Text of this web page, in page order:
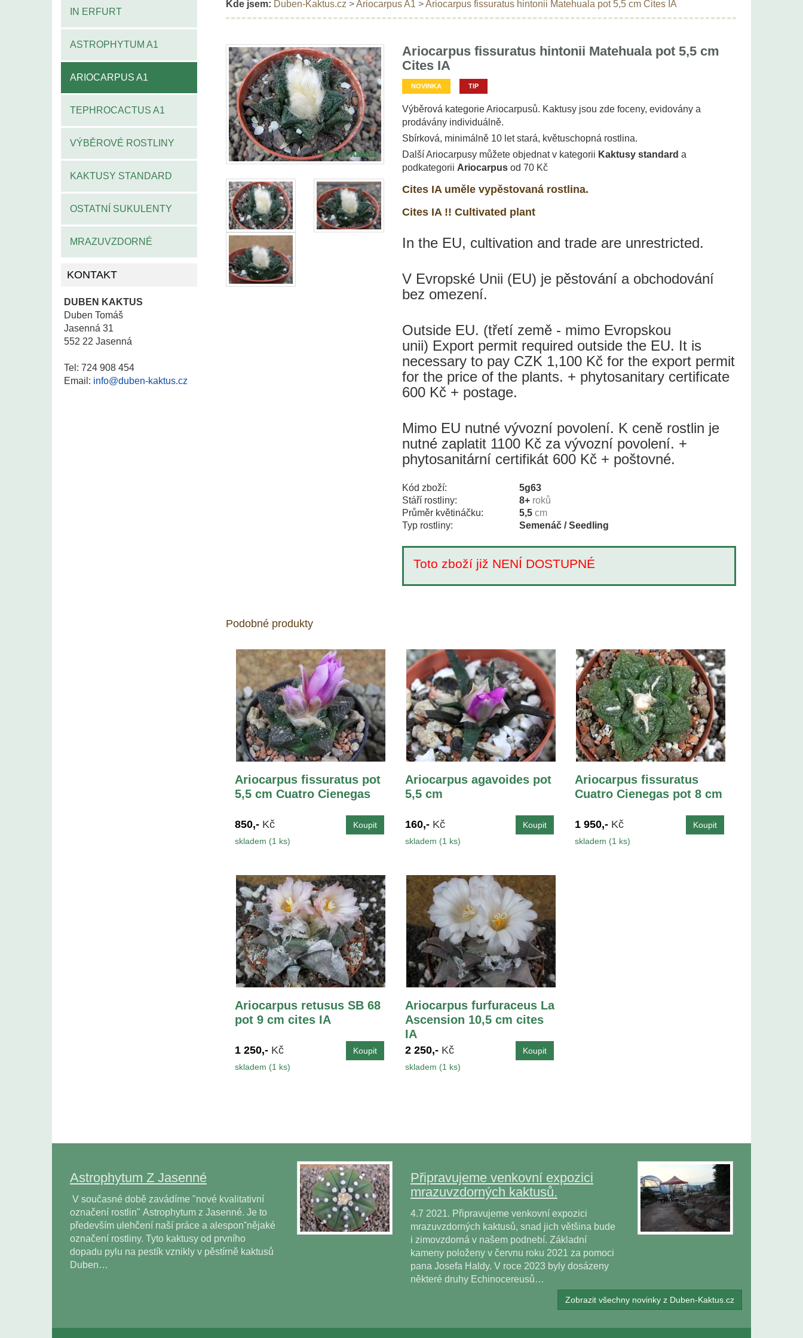
IN ERFURT
ASTROPHYTUM A1
ARIOCARPUS A1
TEPHROCACTUS A1
VÝBĚROVÉ ROSTLINY
KAKTUSY STANDARD
OSTATNÍ SUKULENTY
MRAZUVZDORNÉ
KONTAKT
DUBEN KAKTUS
Duben Tomáš
Jasenná 31
552 22 Jasenná
Tel: 724 908 454
Email: info@duben-kaktus.cz
Kde jsem: Duben-Kaktus.cz >Ariocarpus A1 >Ariocarpus fissuratus hintonii Matehuala pot 5,5 cm Cites IA
Ariocarpus fissuratus hintonii Matehuala pot 5,5 cm
Cites IA
NOVINKA TIP
Výběrová kategorie Ariocarpusů. Kaktusy jsou zde foceny, evidovány a
prodávány individuálně.
Sbírková, minimálně 10 let stará, květuschopná rostlina.
Další Ariocarpusy můžete objednat v kategorii Kaktusy standard a
podkategorii Ariocarpusod 70 Kč
Cites IA uměle vypěstovaná rostlina.
Cites IA !! Cultivated plant
In the EU, cultivation and trade are unrestricted.
V Evropské Unii (EU) je pěstování a obchodování
bez omezení.
Outside EU. (třetí země - mimo Evropskou
unii) Export permit required outside the EU. It is
necessary to pay CZK 1,100 Kč for the export permit
for the price of the plants. + phytosanitary certificate
600 Kč + postage.
Mimo EU nutné vývozní povolení. K ceně rostlin je
nutné zaplatit 1100 Kč za vývozní povolení. +
phytosanitární certifikát 600 Kč + poštovné.
Kód zboží:
5g63
Stáří rostliny:
8+ roků
Průměr květináčku:
5,5 cm
Typ rostliny:
Semenáč / Seedling
Toto zboží již NENÍ DOSTUPNÉ
Podobné produkty
Ariocarpus fissuratus pot
5,5 cm Cuatro Cienegas
850,- Kč
skladem (1 ks)
Ariocarpus agavoides pot
5,5 cm
160,- Kč
skladem (1 ks)
Ariocarpus fissuratus
Cuatro Cienegas pot 8 cm
1 950,- Kč
skladem (1 ks)
Ariocarpus retusus SB 68
pot 9 cm cites IA
1 250,- Kč
skladem (1 ks)
Ariocarpus furfuraceus La
Ascension 10,5 cm cites
IA
2 250,- Kč
skladem (1 ks)
Astrophytum Z Jasenné
V současné době zavádíme "nové kvalitativní
označení rostlin" Astrophytum z Jasenné. Je to
především ulehčení naší práce a alesponˇnějaké
označení rostliny. Tyto kaktusy od prvního
dopadu pylu na pestík vznikly v pěstírně kaktusů
Duben…
Připravujeme venkovní expozici
mrazuvzdorných kaktusů.
4.7 2021. Připravujeme venkovní expozici
mrazuvzdorných kaktusů, snad jich většina bude
i zimovzdorná v našem podnebí. Základní
kameny položeny v červnu roku 2021 za pomoci
pana Josefa Haldy. V roce 2023 byly dosázeny
některé druhy Echinocereusů…
Zobrazit všechny novinky z Duben-Kaktus.cz